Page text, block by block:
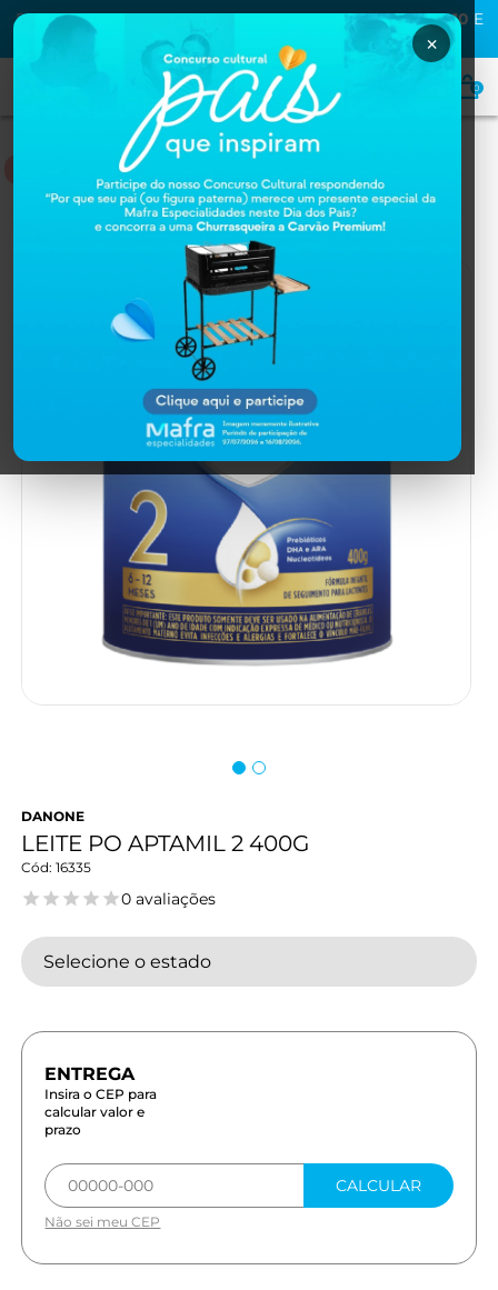
PRIMEIRA COMPRA NA MAFRA? USE O CUPOMMAFRA10 E
GANHE
0
NUTRIÇÃO
Home NUTRIÇÃO
DANONE
LEITE PO APTAMIL 2 400G
16335
0 avaliações
Selecione o estado
Insira o CEP para
calcular valor e
prazo
CALCULAR
Não sei meu CEP
×